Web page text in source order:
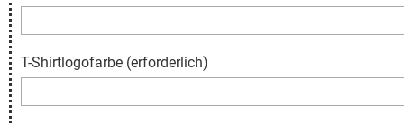
T-Shirtlogofarbe (erforderlich)